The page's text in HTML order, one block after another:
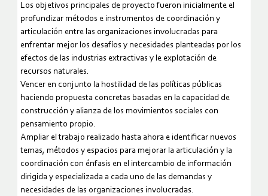
Los objetivos principales de proyecto fueron inicialmente el
profundizar métodos e instrumentos de coordinación y
articulación entre las organizaciones involucradas para
enfrentar mejor los desafíos y necesidades planteadas por los
efectos de las industrias extractivas y le explotación de
recursos naturales.
Vencer en conjunto la hostilidad de las políticas públicas
haciendo propuesta concretas basadas en la capacidad de
construcción y alianza de los movimientos sociales con
pensamiento propio.
Ampliar el trabajo realizado hasta ahora e identificar nuevos
temas, métodos y espacios para mejorar la articulación y la
coordinación con énfasis en el intercambio de información
dirigida y especializada a cada uno de las demandas y
necesidades de las organizaciones involucradas.